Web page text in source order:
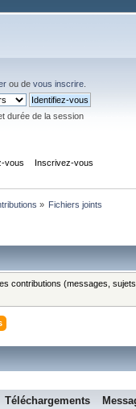
ou de vous inscrire
durée de la session
vous Inscrivez-vous
» Fichiers joints
contributions (messages,
Téléchargements